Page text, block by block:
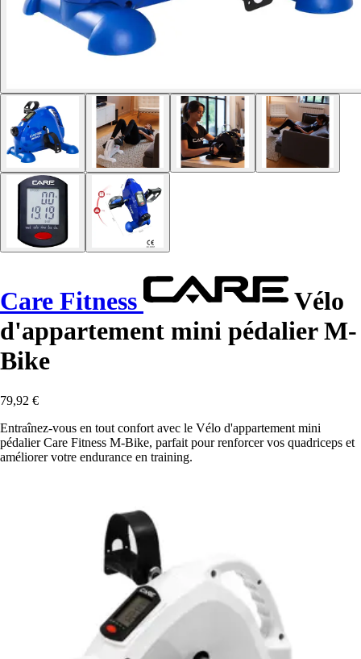
Care Fitness
Vélo
d'appartement mini pédalier M-
Bike
79,92 €
Entraînez-vous en tout confort avec le Vélo d'appartement mini
pédalier Care Fitness M-Bike, parfait pour renforcer vos quadriceps et
améliorer votre endurance en training.